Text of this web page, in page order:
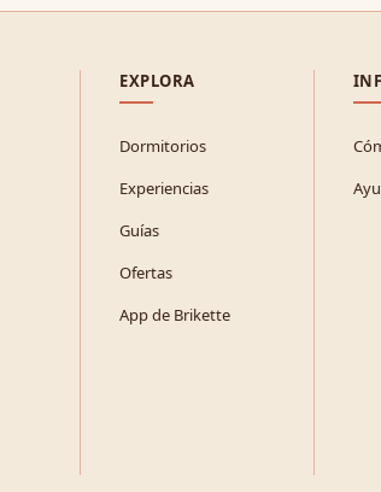
EXPLORA
Dormitorios
Experiencias
Guías
Ofertas
App de Brikette